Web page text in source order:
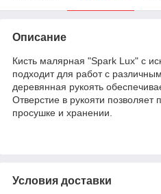
Описание
Кисть малярная "Spark Lux" с
подходит для работ с
деревянная рукоять
Отверстие в рукояти позволяет
просушке и хранении.
Условия доставки